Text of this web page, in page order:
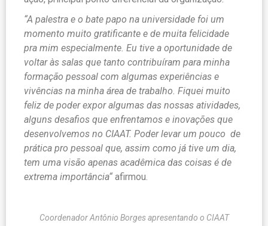
“A palestra e o bate papo na universidade foi um
momento muito gratificante e de muita felicidade
pra mim especialmente. Eu tive a oportunidade de
voltar às salas que tanto contribuíram para minha
formação pessoal com algumas experiências e
vivências na minha área de trabalho. Fiquei muito
feliz de poder expor algumas das nossas atividades,
alguns desafios que enfrentamos e inovações que
desenvolvemos no CIAAT. Poder levar um pouco de
prática pro pessoal que, assim como já tive um dia,
tem uma visão apenas acadêmica das coisas é de
extrema importância“afirmou.
Coordenador Antônio Borges apresentando o CIAAT